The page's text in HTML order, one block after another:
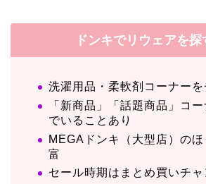
ドンキでリウェアを探
洗濯用品・柔軟剤コーナーを
「新商品」「話題商品」コ
でいることあり
MEGAドンキ（大型店）の
富
セール時期はまとめ買いチャ